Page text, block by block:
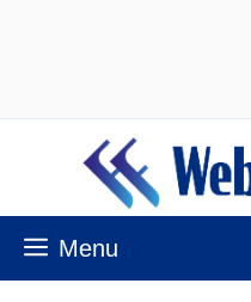
contenuto
Menu